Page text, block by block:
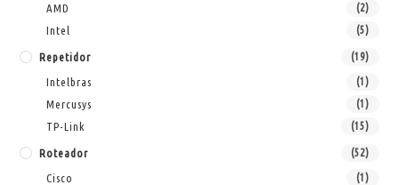
AMD (2)
Intel (5)
Repetidor (19)
Intelbras (1)
Mercusys (1)
TP-Link (15)
Roteador (52)
Cisco (1)